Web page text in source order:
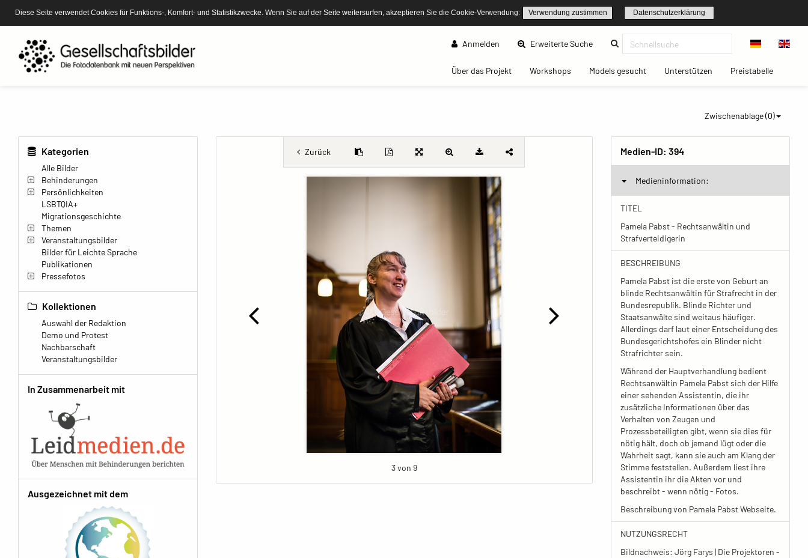
Diese Seite verwendet Cookies für Funktions-, Komfort- und Statistikzwecke. Wenn Sie auf der Seite weitersurfen, akzeptieren Sie die Cookie-Verwendung: Verwendung zustimmen Datenschutzerklärung
Anmelden Erweiterte Suche(current)
Über das Projekt(current)Workshops(current)Models gesucht(current)Unterstützen(current)Preistabelle(current)
Zwischenablage (0)
Kategorien
Alle Bilder
Behinderungen
Persönlichkeiten
LSBTQIA+
Migrationsgeschichte
Themen
Veranstaltungsbilder
Bilder für Leichte Sprache
Publikationen
Pressefotos
Kollektionen
Auswahl der Redaktion
Demo und Protest
Nachbarschaft
Veranstaltungsbilder
In Zusammenarbeit mit
Ausgezeichnet mit dem
Zurück
3 von 9
Medien-ID: 394
Medieninformation:
TITEL
Pamela Pabst - Rechtsanwältin und
Strafverteidigerin
BESCHREIBUNG
Pamela Pabst ist die erste von Geburt an
blinde Rechtsanwältin für Strafrecht in der
Bundesrepublik. Blinde Richter und
Staatsanwälte sind weitaus häufiger.
Allerdings darf laut einer Entscheidung des
Bundesgerichtshofes ein Blinder nicht
Strafrichter sein.
Während der Hauptverhandlung bedient
Rechtsanwältin Pamela Pabst sich der Hilfe
einer sehenden Assistentin, die ihr
zusätzliche Informationen über das
Verhalten von Zeugen und
Prozessbeteiligten gibt, wenn sie dies für
nötig hält, doch ob jemand lügt oder die
Wahrheit sagt, kann sie auch am Klang der
Stimme feststellen. Außerdem liest ihre
Assistentin ihr die Akten vor und
beschreibt - wenn nötig - Fotos.
Beschreibung von Pamela Pabst Webseite.
NUTZUNGSRECHT
Bildnachweis: Jörg Farys | Die Projektoren -